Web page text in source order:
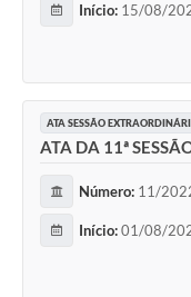
Início: 15/08/
ATA SESSÃO
ATA DA 11ª
Número: 11/
Início:01/08/